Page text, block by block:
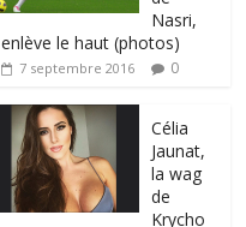
Nasri,
enlève le haut (photos)
7 septembre 2016 0
Célia
Jaunat,
la wag
de
Krycho